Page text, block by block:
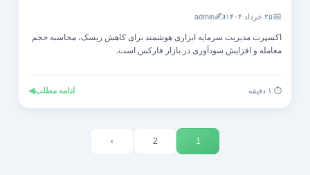
۲۵ خرداد ۱۴۰۴ ✍️
admin
اکسپرت مدیریت سرمایه ابزاری هوشمند برای کاهش ریسک، محاسبه حجم
معامله و افزایش سودآوری در بازار فارکس است.
ادامه مطلب◀